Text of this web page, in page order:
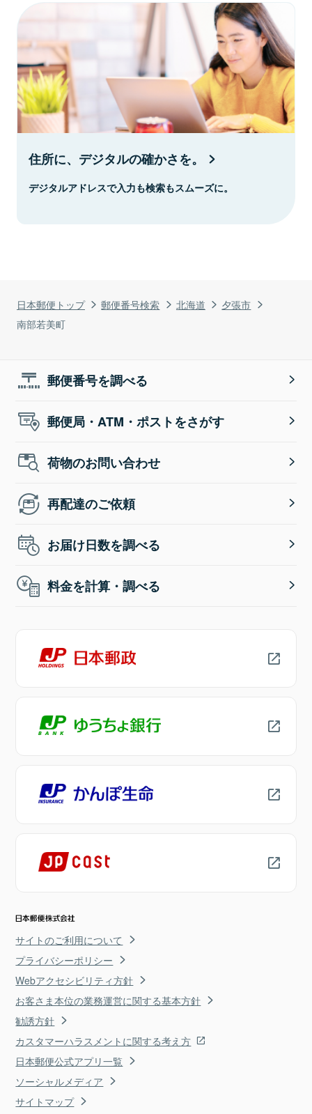
日本郵便トップ 郵便番号検索 北海道
夕張市
南部若美町
住所に、デジタルの確かさを。
デジタルアドレスで入力も検索もスムーズに。
郵便番号を調べる
郵便局・ATM・ポストをさがす
荷物のお問い合わせ
再配達のご依頼
お届け日数を調べる
料金を計算・調べる
サイトのご利用について
プライバシーポリシー
Webアクセシビリティ方針
お客さま本位の業務運営に関する基本方針
勧誘方針
カスタマーハラスメントに関する考え方
日本郵便公式アプリ一覧
ソーシャルメディア
サイトマップ